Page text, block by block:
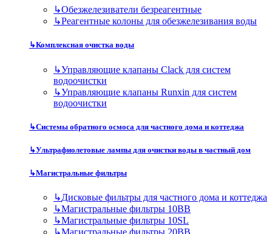
↳Обезжелезиватели безреагентные
↳Реагентные колоны для обезжелезивания воды
↳Комплексная очистка воды
↳Управляющие клапаны Clack для систем
водоочистки
↳Управляющие клапаны Runxin для систем
водоочистки
↳Системы обратного осмоса для частного дома и коттеджа
↳Ультрафиолетовые лампы для очистки воды в частный дом
↳Магистральные фильтры
↳Дисковые фильтры для частного дома и коттеджа
↳Магистральные фильтры 10BB
↳Магистральные фильтры 10SL